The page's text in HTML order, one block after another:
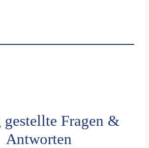
Fragen &
Antworten